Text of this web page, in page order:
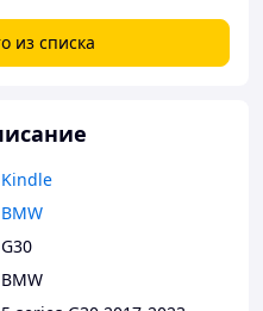
из списка
Kindle
BMW
G30
BMW